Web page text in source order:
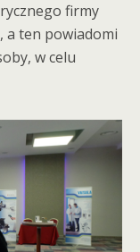
firmy
a ten powiadomi
w celu